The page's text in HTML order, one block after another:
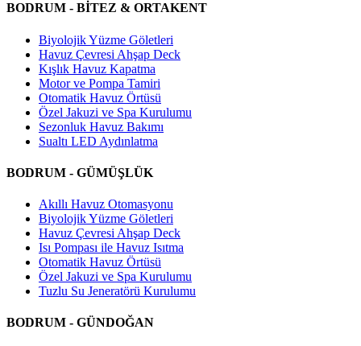
BODRUM - BİTEZ & ORTAKENT
Biyolojik Yüzme Göletleri
Havuz Çevresi Ahşap Deck
Kışlık Havuz Kapatma
Motor ve Pompa Tamiri
Otomatik Havuz Örtüsü
Özel Jakuzi ve Spa Kurulumu
Sezonluk Havuz Bakımı
Sualtı LED Aydınlatma
BODRUM - GÜMÜŞLÜK
Akıllı Havuz Otomasyonu
Biyolojik Yüzme Göletleri
Havuz Çevresi Ahşap Deck
Isı Pompası ile Havuz Isıtma
Otomatik Havuz Örtüsü
Özel Jakuzi ve Spa Kurulumu
Tuzlu Su Jeneratörü Kurulumu
BODRUM - GÜNDOĞAN